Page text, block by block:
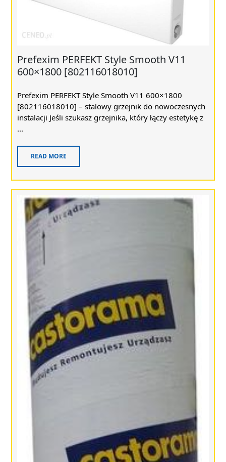
Prefexim PERFEKT Style Smooth V11
600×1800 [802116018010]
Prefexim PERFEKT Style Smooth V11 600×1800
[802116018010] – stalowy grzejnik do nowoczesnych
instalacji Jeśli szukasz grzejnika, który łączy estetykę z
...
READ MORE